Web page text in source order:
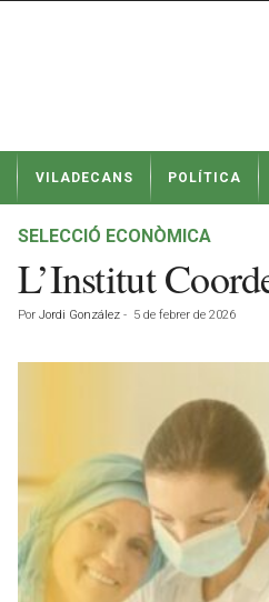
t
VILADECANS POLÍTICA
SELECCIÓ ECONÒMICA
L’Institut
Por Jordi González - 5 de febrer de 2026